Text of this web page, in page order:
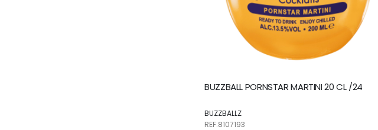
BUZZBALL PORNSTAR MARTINI 20 CL /24
BUZZBALLZ
REF.8107193